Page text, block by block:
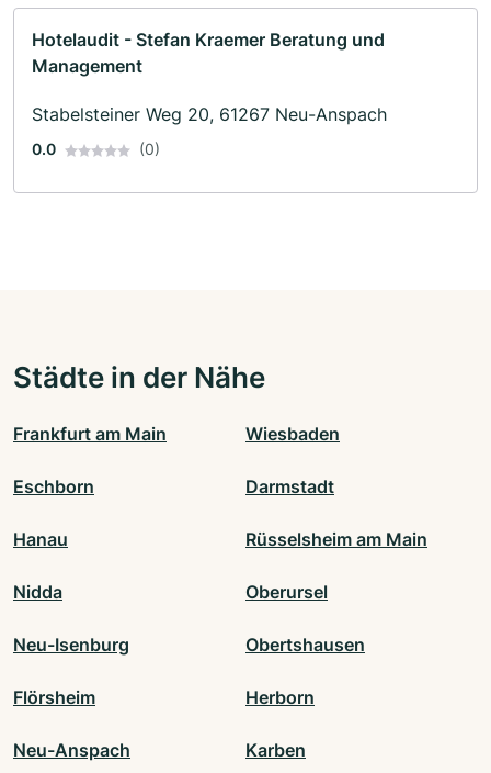
Hotelaudit - Stefan Kraemer Beratung und
Management
Stabelsteiner Weg 20, 61267 Neu-Anspach
0.0 (0)
Städte in der Nähe
Frankfurt am Main Wiesbaden
Eschborn Darmstadt
Hanau Rüsselsheim am Main
Nidda Oberursel
Neu-Isenburg Obertshausen
Flörsheim Herborn
Neu-Anspach Karben